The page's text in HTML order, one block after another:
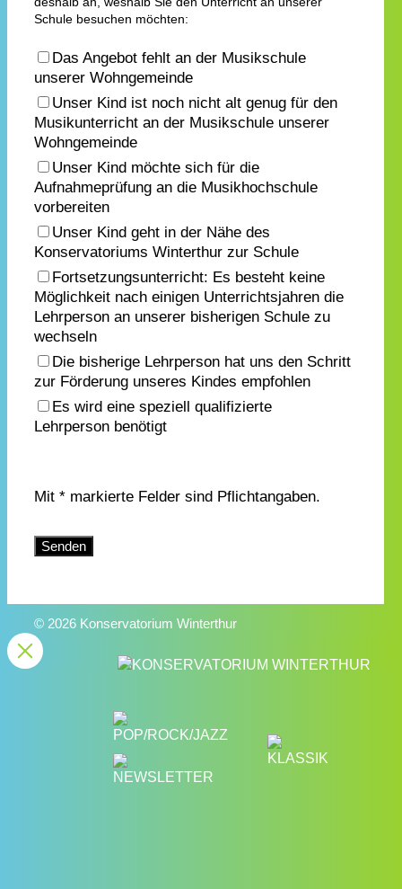
Schule besuchen möchten:
Das Angebot fehlt an der Musikschule
unserer Wohngemeinde
Unser Kind ist noch nicht alt genug für den
Musikunterricht an der Musikschule unserer
Wohngemeinde
Unser Kind möchte sich für die
Aufnahmeprüfung an die Musikhochschule
vorbereiten
Unser Kind geht in der Nähe des
Konservatoriums Winterthur zur Schule
Fortsetzungsunterricht: Es besteht keine
Möglichkeit nach einigen Unterrichtsjahren die
Lehrperson an unserer bisherigen Schule zu
wechseln
Die bisherige Lehrperson hat uns den Schritt
zur Förderung unseres Kindes empfohlen
Es wird eine speziell qualifizierte
Lehrperson benötigt
Mit * markierte Felder sind Pflichtangaben.
Bitte lasse dieses Feld leer.
© 2026 Konservatorium Winterthur